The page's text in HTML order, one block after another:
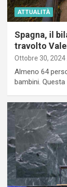
ATTUALITÀ
Spagna, il
travolto
Ottobre 30, 2024
Almeno 64
bambini.